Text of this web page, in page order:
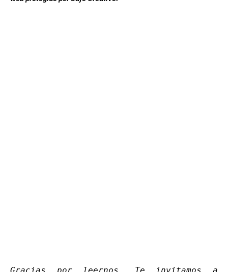
Gracias por leernos. Te invitamos a